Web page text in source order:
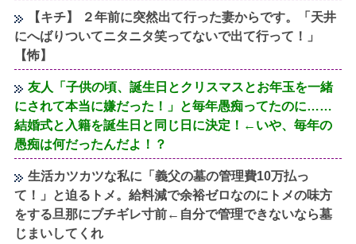
【キチ】 ２年前に突然出て行った妻からです。「天井
にへばりついてニタニタ笑ってないで出て行って！」
【怖】
友人「子供の頃、誕生日とクリスマスとお年玉を一緒
にされて本当に嫌だった！」と毎年愚痴ってたのに……
結婚式と入籍を誕生日と同じ日に決定！←いや、毎年の
愚痴は何だったんだよ！？
生活カツカツな私に「義父の墓の管理費10万払っ
て！」と迫るトメ。給料減で余裕ゼロなのにトメの味方
をする旦那にブチギレ寸前←自分で管理できないなら墓
じまいしてくれ